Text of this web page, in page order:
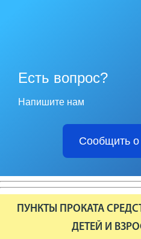
Есть вопрос?
Напишите нам
Сообщить
ПУНКТЫ ПРОКАТА
ДЕТЕЙ И